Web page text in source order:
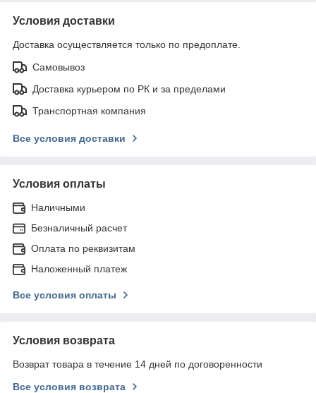
Условия доставки
Доставка осуществляется только по предоплате.
Самовывоз
Доставка курьером по РК и за пределами
Транспортная компания
Все условия доставки
Условия оплаты
Наличными
Безналичный расчет
Оплата по реквизитам
Наложенный платеж
Все условия оплаты
Условия возврата
Возврат товара в течение 14 дней по договоренности
Все условия возврата